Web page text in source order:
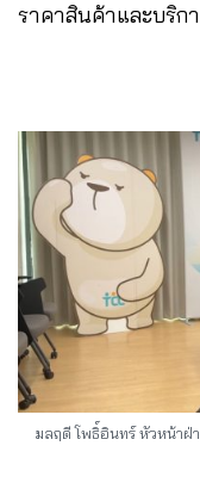
ราคาสินค้าและบริก
มลฤดี โพธิ์อินทร์ หัวหน้าฝ่